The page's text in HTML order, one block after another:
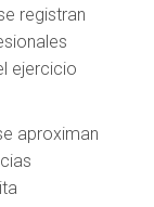
registran
ejercicio
aproximan